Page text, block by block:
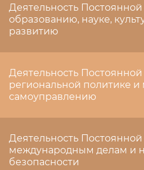
Деятельность
образованию, науке,
развитию
Деятельность
региональной политике и
самоуправлению
Деятельность
международным делам и
безопасности